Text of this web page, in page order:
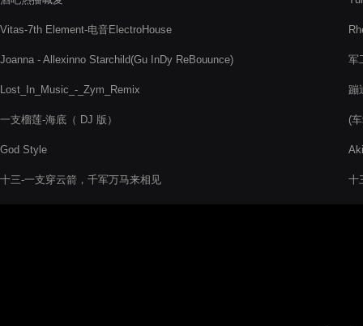
Vitas-7th Element-电音ElectroHouse
Joanna - Allexinno Starchild(Gu InDy ReBouunce)
Lost_In_Music_-_Zym_Remix
一支榴莲-海底（ DJ 版）
God Style
十三-一支穿云箭，千军万马来相见
军
蹦
(
Aki
十